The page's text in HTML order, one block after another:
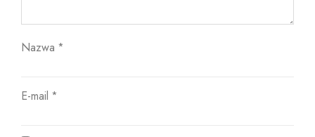
Nazwa *
E-mail *